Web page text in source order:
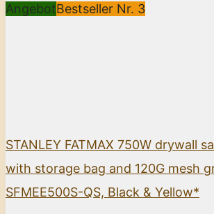
AngebotBestseller Nr. 3
STANLEY FATMAX 750W drywall
with storage bag and 120G mesh
SFMEE500S-QS, Black & Yellow*